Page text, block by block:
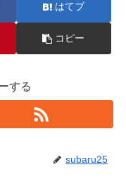
はてブ
コピー
する
subaru25